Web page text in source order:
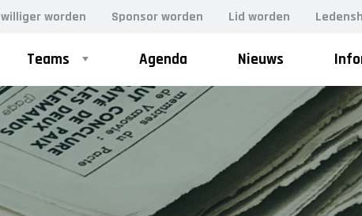
worden Sponsor worden Lid worden
Teams
MINI'S
6-jarigen
ZAAL
Heren 1
Heren 2
Agenda Nieuws